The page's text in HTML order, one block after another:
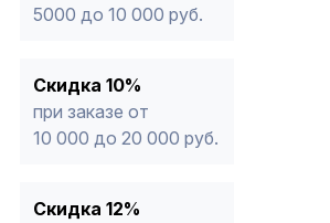
5000 до 10 000 руб.
Скидка 10%
при заказе от
10 000 до 20 000 руб.
Скидка 12%